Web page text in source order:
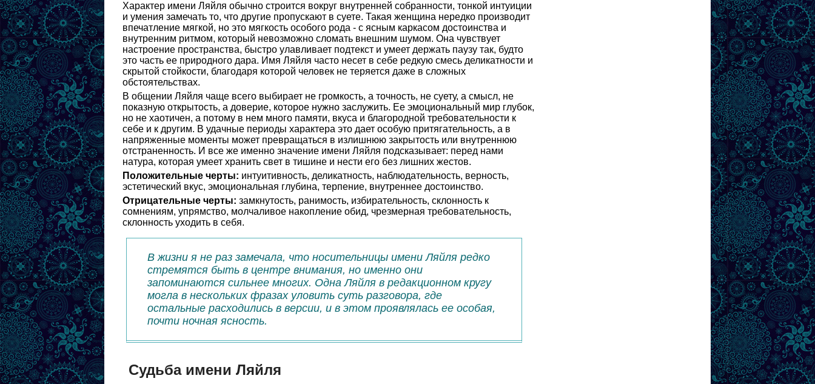
Характер имени Ляйля обычно строится вокруг внутренней собранности, тонкой интуиции
и умения замечать то, что другие пропускают в суете. Такая женщина нередко производит
впечатление мягкой, но это мягкость особого рода - с ясным каркасом достоинства и
внутренним ритмом, который невозможно сломать внешним шумом. Она чувствует
настроение пространства, быстро улавливает подтекст и умеет держать паузу так, будто
это часть ее природного дара. Имя Ляйля часто несет в себе редкую смесь деликатности и
скрытой стойкости, благодаря которой человек не теряется даже в сложных
обстоятельствах.
В общении Ляйля чаще всего выбирает не громкость, а точность, не суету, а смысл, не
показную открытость, а доверие, которое нужно заслужить. Ее эмоциональный мир глубок,
но не хаотичен, а потому в нем много памяти, вкуса и благородной требовательности к
себе и к другим. В удачные периоды характера это дает особую притягательность, а в
напряженные моменты может превращаться в излишнюю закрытость или внутреннюю
отстраненность. И все же именно значение имени Ляйля подсказывает: перед нами
натура, которая умеет хранить свет в тишине и нести его без лишних жестов.
Положительные черты: интуитивность, деликатность, наблюдательность, верность,
эстетический вкус, эмоциональная глубина, терпение, внутреннее достоинство.
Отрицательные черты: замкнутость, ранимость, избирательность, склонность к
сомнениям, упрямство, молчаливое накопление обид, чрезмерная требовательность,
склонность уходить в себя.
В жизни я не раз замечала, что носительницы имени Ляйля редко
стремятся быть в центре внимания, но именно они
запоминаются сильнее многих. Одна Ляйля в редакционном кругу
могла в нескольких фразах уловить суть разговора, где
остальные расходились в версии, и в этом проявлялась ее особая,
почти ночная ясность.
Судьба имени Ляйля